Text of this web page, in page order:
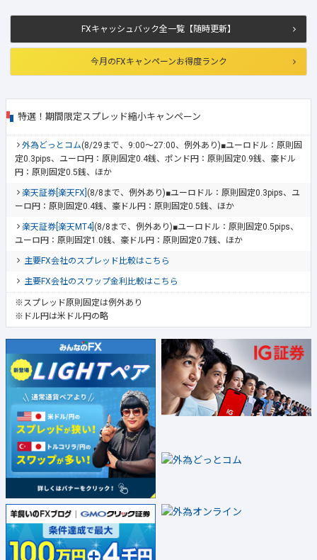
FXキャッシュバック全一覧【随時更新】
今月のFXキャンペーンお得度ランク
特選！期間限定スプレッド縮小キャンペーン
外為どっとコム(8/29まで、9:00～27:00、例外あり)■ユーロドル：原則固
定0.3pips、ユーロ円：原則固定0.4銭、ポンド円：原則固定0.9銭、豪ドル
円：原則固定0.5銭、ほか
楽天証券[楽天FX] (8/8まで、例外あり)■ユーロドル：原則固定0.3pips、ユ
ーロ円：原則固定0.4銭、豪ドル円：原則固定0.5銭、ほか
楽天証券[楽天MT4] (8/8まで、例外あり)■ユーロドル：原則固定0.5pips、
ユーロ円：原則固定1.0銭、豪ドル円：原則固定0.7銭、ほか
主要FX会社のスプレッド比較はこちら
主要FX会社のスワップ金利比較はこちら
※スプレッド原則固定は例外あり
※ドル円は米ドル円の略